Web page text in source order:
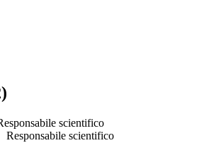
scientifico
Responsabile scientifico